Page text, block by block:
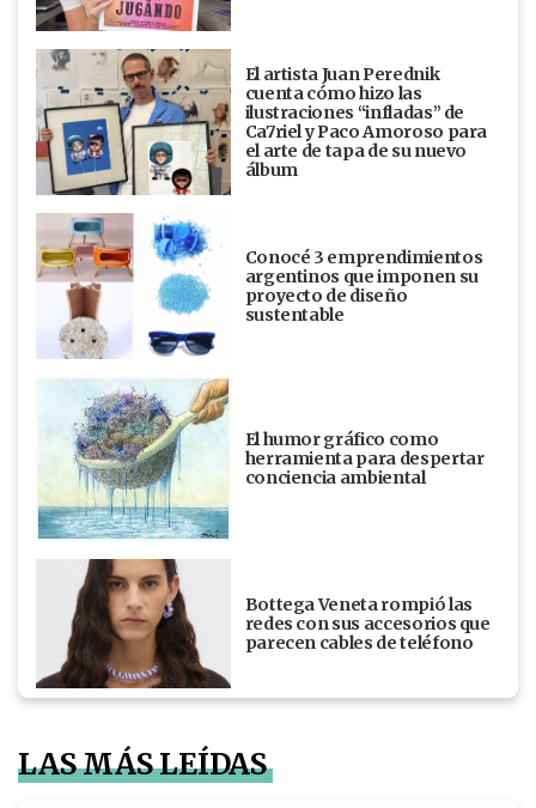
El artista Juan Perednik
cuenta cómo hizo las
ilustraciones “infladas” de
Ca7riel y Paco Amoroso para
el arte de tapa de su nuevo
álbum
Conocé 3 emprendimientos
argentinos que imponen su
proyecto de diseño
sustentable
El humor gráfico como
herramienta para despertar
conciencia ambiental
Bottega Veneta rompió las
redes con sus accesorios que
parecen cables de teléfono
LAS MÁS LEÍDAS